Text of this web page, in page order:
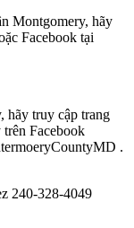
Montgomery, hãy
Facebook tại
hãy truy cập trang
Facebook
.
240-328-4049